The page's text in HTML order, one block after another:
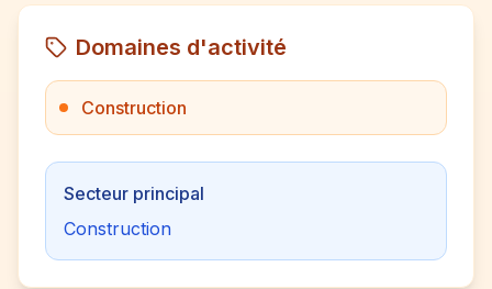
Domaines d'activité
Construction
Secteur principal
Construction